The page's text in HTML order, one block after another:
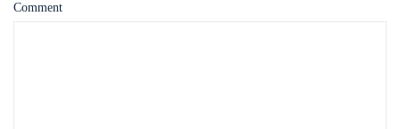
Comment